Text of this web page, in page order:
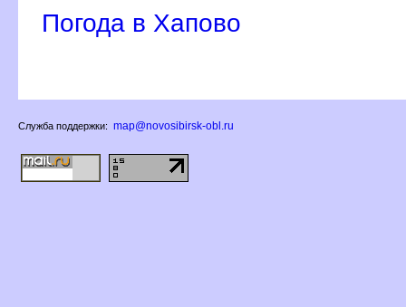
Погода в Хапово
Служба поддержки: map@novosibirsk-obl.ru